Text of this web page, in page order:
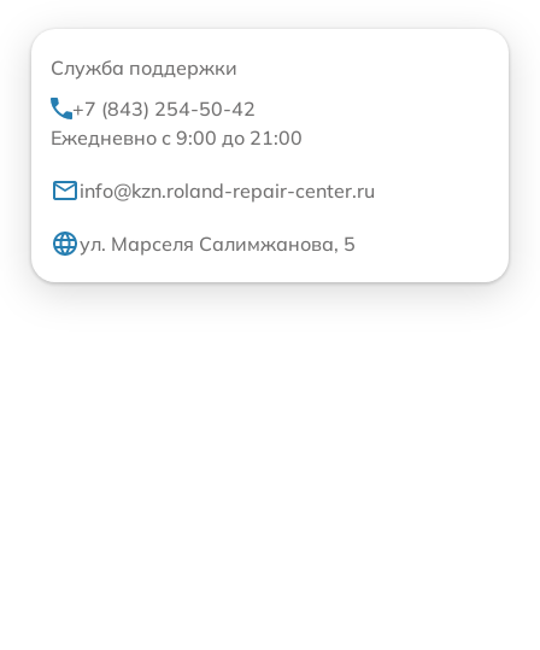
Служба поддержки
+7 (843) 254-50-42
Ежедневно с 9:00 до 21:00
info@kzn.roland-repair-center.ru
ул. Марселя Салимжанова, 5